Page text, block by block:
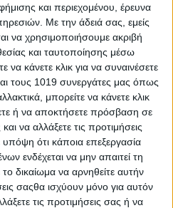
και περιεχομένου, έρευνα
Με την άδειά σας, εμείς
να χρησιμοποιήσουμε ακριβή
και ταυτοποίησης μέσω
κάνετε κλικ για να συναινέσετε
τους 1019 συνεργάτες μας όπως
μπορείτε να κάνετε κλικ
ή να αποκτήσετε πρόσβαση σε
να αλλάξετε τις προτιμήσεις
υπόψη ότι κάποια επεξεργασία
ενδέχεται να μην απαιτεί τη
δικαίωμα να αρνηθείτε αυτήν
σαςθα ισχύουν μόνο για αυτόν
τις προτιμήσεις σας ή να